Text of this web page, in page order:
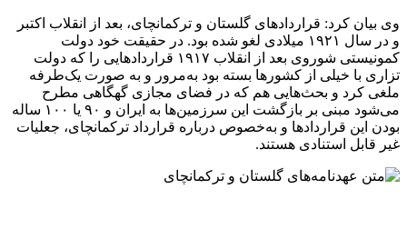
وی بیان کرد: قراردادهای گلستان و ترکمانچای، بعد از انقلاب اکتبر
و در سال ۱۹۲۱ میلادی لغو شده بود. در حقیقت خود دولت
کمونیستی شوروی بعد از انقلاب ۱۹۱۷ قراردادهایی را که دولت
تزاری با خیلی از کشورها بسته بود به‌مرور و به صورت یک‌طرفه
ملغی کرد و بحث‌هایی هم که در فضای مجازی گهگاهی مطرح
می‌شود مبنی بر بازگشت این سرزمین‌ها به ایران و ۹۰ یا ۱۰۰ ساله
بودن این قراردادها و به‌خصوص درباره‌ قرارداد ترکمانچای، جعلیات
غیر قابل استنادی هستند.